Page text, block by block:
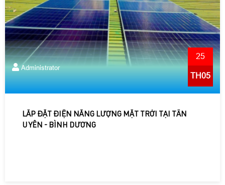
Administrator
25
TH05
LẮP ĐẶT ĐIỆN NĂNG LƯỢNG MẶT TRỜI TẠI TÂN
UYÊN - BÌNH DƯƠNG